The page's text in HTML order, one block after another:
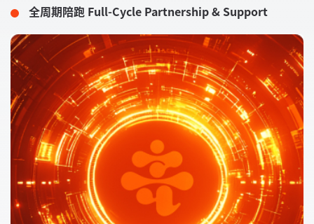
全周期陪跑 Full-Cycle Partnership & Support